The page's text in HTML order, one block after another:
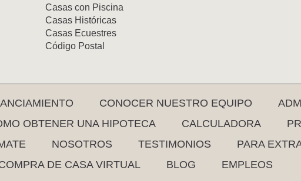
Casas con Piscina
Casas Históricas
Casas Ecuestres
Código Postal
CONOCER NUESTRO EQUIPO
OBTENER UNA HIPOTECA CALCULADORA
NOSOTROS TESTIMONIOS
PARA
DE CASA VIRTUAL
BLOG EMPLEOS